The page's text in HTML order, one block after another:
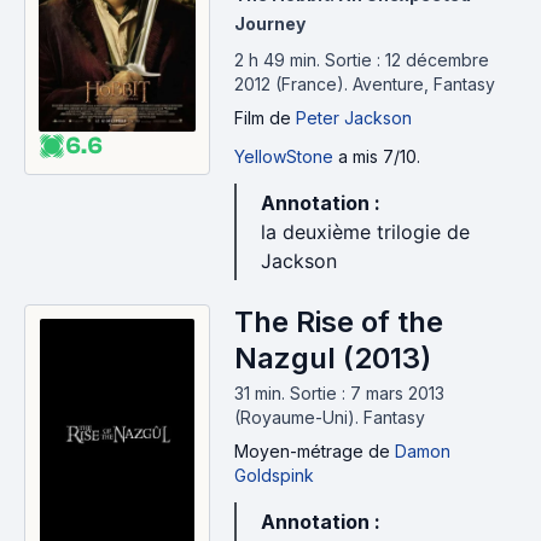
6.6
Journey
2 h 49 min. Sortie : 12 décembre
2012 (France). Aventure, Fantasy
Film de Peter Jackson
YellowStone a mis 7/10.
Annotation :
la deuxième trilogie de
Jackson
The Rise of the
Nazgul (2013)
31 min. Sortie : 7 mars 2013
(Royaume-Uni). Fantasy
Moyen-métrage de Damon
Goldspink
Annotation :